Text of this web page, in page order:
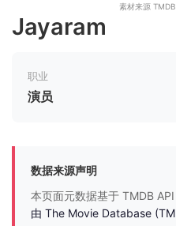
素材来源
Jayaram
职业
演员
数据来源声明
本页面元数据基于 TMDB
由 The Movie Database